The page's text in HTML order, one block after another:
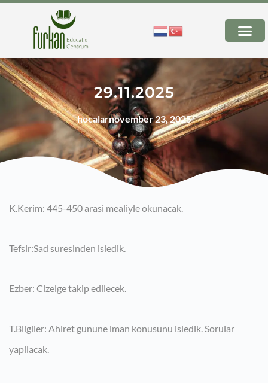
29.11.2025
hocalarnovember 23, 2025
K.Kerim: 445-450 arasi mealiyle okunacak.
Tefsir:Sad suresinden isledik.
Ezber: Cizelge takip edilecek.
T.Bilgiler: Ahiret gunune iman konusunu isledik. Sorular
yapilacak.